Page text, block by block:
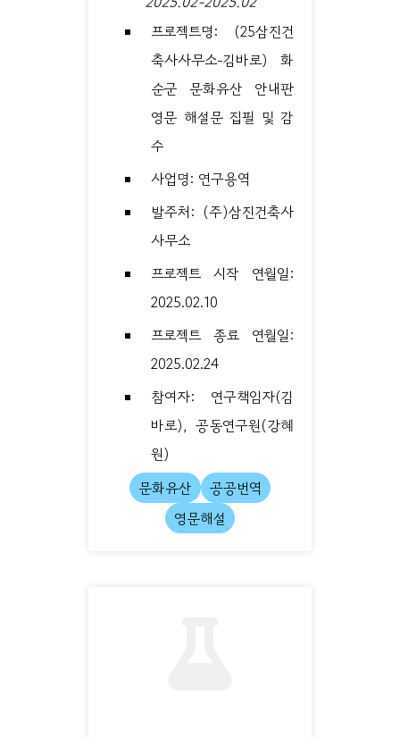
프로젝트명: (25삼진건
축사사무소-김바로) 화
순군 문화유산 안내판
영문 해설문 집필 및 감
수
사업명: 연구용역
발주처: (주)삼진건축사
사무소
프로젝트 시작 연월일:
2025.02.10
프로젝트 종료 연월일:
2025.02.24
참여자: 연구책임자(김
바로), 공동연구원(강혜
원)
문화유산
공공번역
영문해설